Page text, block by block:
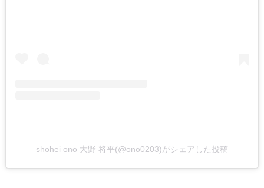
shohei ono 大野 将平(@ono0203)がシェアした投稿